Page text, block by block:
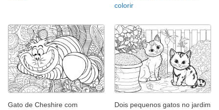
colorir
Gato de Cheshire com
Dois pequenos gatos no jardim